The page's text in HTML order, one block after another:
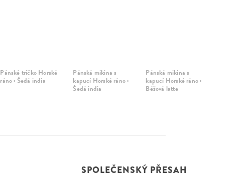
Pánské tričko Horské
ráno · Šedá india
Pánská mikina s
kapucí Horské ráno ·
Šedá india
Pánská mikina s
kapucí Horské ráno ·
Béžová latte
SPOLEČENSKÝ PŘESAH